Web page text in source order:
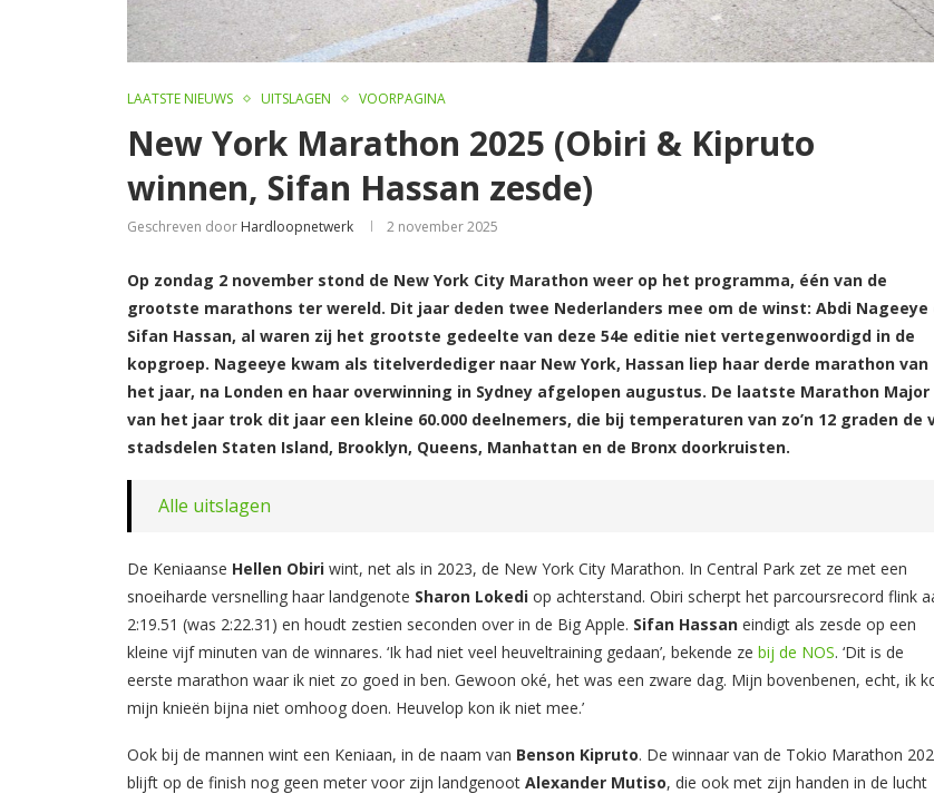
LAATSTE NIEUWS UITSLAGEN VOORPAGINA
New York Marathon 2025 (Obiri & Kipruto
winnen, Sifan Hassan zesde)
Geschreven door Hardloopnetwerk 2 november 2025
Op zondag 2 november stond de New York City Marathon weer op het programma, één van de
grootste marathons ter wereld. Dit jaar deden twee Nederlanders mee om de winst: Abdi Nageeye
Sifan Hassan, al waren zij het grootste gedeelte van deze 54e editie niet vertegenwoordigd in de
kopgroep. Nageeye kwam als titelverdediger naar New York, Hassan liep haar derde marathon van
het jaar, na Londen en haar overwinning in Sydney afgelopen augustus. De laatste Marathon Major
van het jaar trok dit jaar een kleine 60.000 deelnemers, die bij temperaturen van zo’n 12 graden de
stadsdelen Staten Island, Brooklyn, Queens, Manhattan en de Bronx doorkruisten.
Alle uitslagen
De Keniaanse Hellen Obiri wint, net als in 2023, de New York City Marathon. In Central Park zet ze met een
snoeiharde versnelling haar landgenote Sharon Lokedi op achterstand. Obiri scherpt het parcoursrecord flink
2:19.51 (was 2:22.31) en houdt zestien seconden over in de Big Apple. Sifan Hassan eindigt als zesde op een
kleine vijf minuten van de winnares. ‘Ik had niet veel heuveltraining gedaan’, bekende ze bij de NOS. ‘Dit is de
eerste marathon waar ik niet zo goed in ben. Gewoon oké, het was een zware dag. Mijn bovenbenen, echt, ik
mijn knieën bijna niet omhoog doen. Heuvelop kon ik niet mee.’
Ook bij de mannen wint een Keniaan, in de naam van Benson Kipruto. De winnaar van de Tokio Marathon
blijft op de finish nog geen meter voor zijn landgenoot Alexander Mutiso, die ook met zijn handen in de lucht